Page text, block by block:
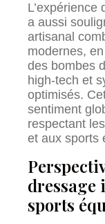
a aussi
artisanal
modernes,
des bombes
high-tech et
optimisés.
sentiment
respectant
et aux sports
dressage
sports